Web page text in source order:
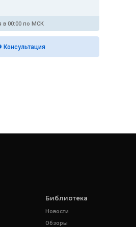
в 00:00 по МСК
Консультация
Библиотека
Новости
Обзоры